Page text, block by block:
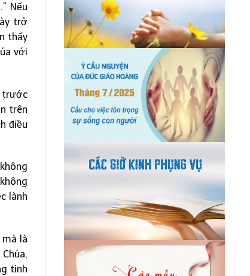
Nếu
trở
thấy
với
trước
trên
điều
lành
là
tinh